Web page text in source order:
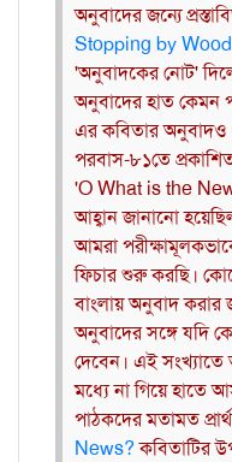
অনুবাদের জন্যে
Stopping by
'অনুবাদকের নোট'
অনুবাদের হাত কেমন
এর কবিতার অনুবাদও
পরবাস-৮১তে
'O What is the
আহ্বান জানানো
আমরা
ফিচার শুরু করছি।
বাংলায় অনুবাদ করার
অনুবাদের সঙ্গে যদি
দেবেন। এই সংখ্যাতে
মধ্যে না গিয়ে হাতে
পাঠকদের মতামত
News?কবিতাটির